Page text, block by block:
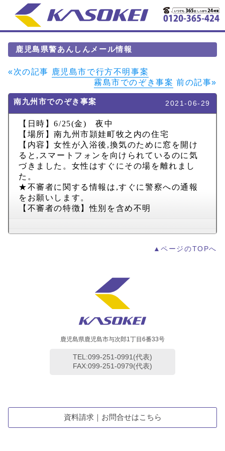
鹿児島県警あんしんメール情報
«次の記事 鹿児島市で行方不明事案
霧島市でのぞき事案 前の記事»
南九州市でのぞき事案 2021-06-29
【日時】6/25(金) 夜中
【場所】南九州市頴娃町牧之内の住宅
【内容】女性が入浴後 ,換気のために窓を開け
ると , スマートフォンを向けられているのに気
づきました。女性はすぐにその場を離れまし
た。
★不審者に関する情報は ,すぐに警察への通報
をお願いします。
【不審者の特徴】性別を含め不明
▲ページのTOPへ
鹿児島県鹿児島市与次郎1丁目6番33号
TEL:099-251-0991(代表)
FAX:099-251-0979(代表)
資料請求｜お問合せはこちら